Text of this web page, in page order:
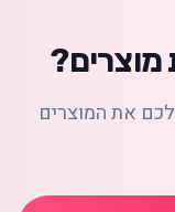
מוצרים?
לכם את המוצרים